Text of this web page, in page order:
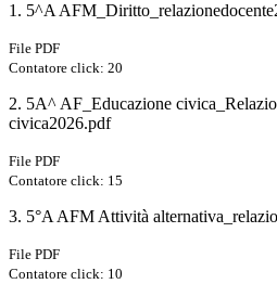
1. 5^A
File PDF
Contatore click: 20
2. 5A^ AF_Educazione
civica2026.pdf
File PDF
Contatore click: 15
3. 5°A AFM Attività
File PDF
Contatore click: 10